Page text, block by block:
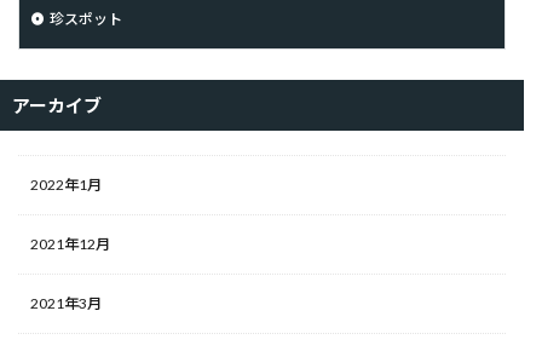
珍スポット
アーカイブ
2022年1月
2021年12月
2021年3月